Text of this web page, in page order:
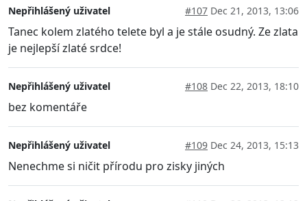
Nepřihlášený uživatel #107 Dec 21, 2013, 13:06
Tanec kolem zlatého telete byl a je stále osudný. Ze zlata
je nejlepší zlaté srdce!
Nepřihlášený uživatel #108 Dec 22, 2013, 18:10
bez komentáře
Nepřihlášený uživatel #109 Dec 24, 2013, 15:13
Nenechme si ničit přírodu pro zisky jiných